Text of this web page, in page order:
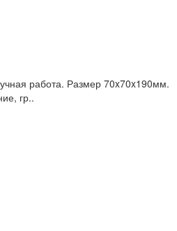
работа. Размер 70x70x190мм.
гр..